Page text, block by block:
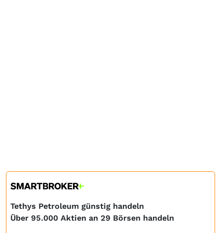
Tethys Petroleum günstig handeln
Über 95.000 Aktien an 29 Börsen handeln